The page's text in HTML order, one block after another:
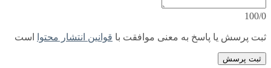
100/0
ثبت پرسش یا پاسخ به معنی موافقت با قوانین انتشار محتوا است
ثبت پرسش